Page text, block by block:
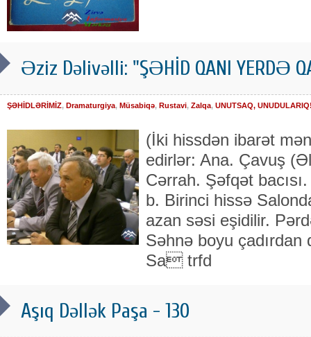
Əziz Dəlivəlli: "ŞƏHİD QANI YERDƏ
ŞƏHİDLƏRİMİZ, Dramaturgiya, Müsabiqə, Rustavi, Zalqa, UNUTSAQ,
(İki hissdən ibarət
edirlər: Ana. Çavuş
Cərrah. Şəfqət
b. Birinci hissə
azan səsi eşidilir.
Səhnə boyu çadırdan
Sa trfd
Aşıq Dəllək Paşa - 130